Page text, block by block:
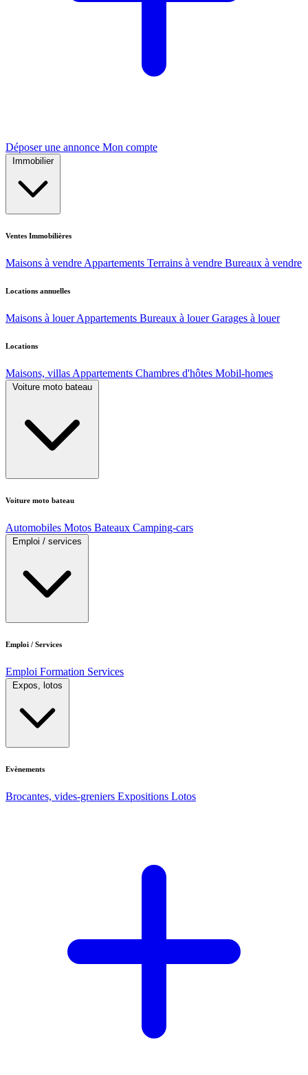
Déposer une annonce Mon compte
Immobilier
Ventes Immobilières
Maisons à vendre Appartements Terrains à vendre Bureaux à vendre
Locations annuelles
Maisons à louer Appartements Bureaux à louer Garages à louer
Locations
Maisons, villas Appartements Chambres d'hôtes Mobil-homes
Voiture moto bateau
Voiture moto bateau
Automobiles Motos Bateaux Camping-cars
Emploi / services
Emploi / Services
Emploi Formation Services
Expos, lotos
Evènements
Brocantes, vides-greniers Expositions Lotos